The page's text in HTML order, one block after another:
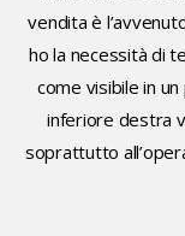
vendita è
ho la necessità di
come visibile in
inferiore destra
soprattutto